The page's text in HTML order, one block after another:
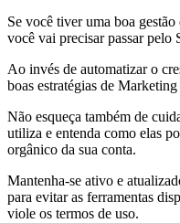
Se você tiver uma boa
você vai precisar passar pelo
Ao invés de automatizar o
boas estratégias de
Não esqueça também de
utiliza e entenda como elas
orgânico da sua conta.
Mantenha-se ativo e
para evitar as ferramentas
viole os termos de uso.